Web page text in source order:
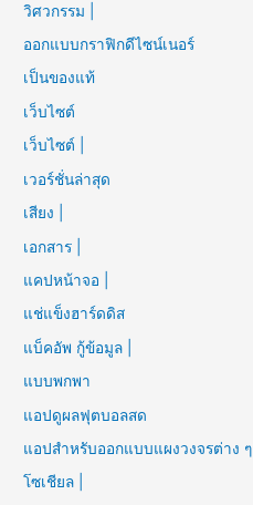
วิศวกรรม |
ออกแบบกราฟิกดีไซน์เนอร์
เป็นของแท้
เว็บไซต์
เว็บไซต์ |
เวอร์ชั่นล่าสุด
เสียง |
เอกสาร |
แคปหน้าจอ |
แช่แข็งฮาร์ดดิส
แบ็คอัพ กู้ข้อมูล |
แบบพกพา
แอปดูผลฟุตบอลสด
แอปสำหรับออกแบบแผงวงจรต่าง ๆ
โซเชียล |